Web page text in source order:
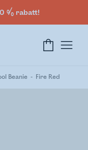
% rabatt!
Beanie Fire Red